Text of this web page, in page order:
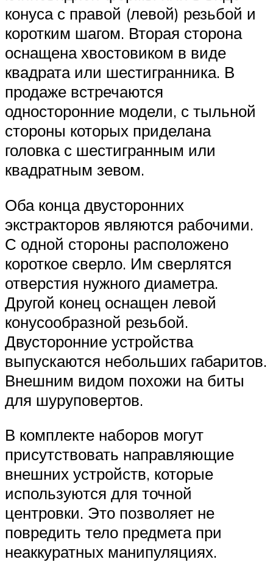
конуса с правой (левой) резьбой и
коротким шагом. Вторая сторона
оснащена хвостовиком в виде
квадрата или шестигранника. В
продаже встречаются
односторонние модели, с тыльной
стороны которых приделана
головка с шестигранным или
квадратным зевом.
Оба конца двусторонних
экстракторов являются рабочими.
С одной стороны расположено
короткое сверло. Им сверлятся
отверстия нужного диаметра.
Другой конец оснащен левой
конусообразной резьбой.
Двусторонние устройства
выпускаются небольших габаритов.
Внешним видом похожи на биты
для шуруповертов.
В комплекте наборов могут
присутствовать направляющие
внешних устройств, которые
используются для точной
центровки. Это позволяет не
повредить тело предмета при
неаккуратных манипуляциях.